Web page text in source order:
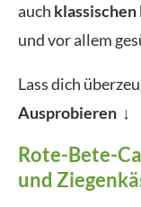
auch
und vor allem
Lass dich
Ausprobieren ↓
Rote-Bete-
und